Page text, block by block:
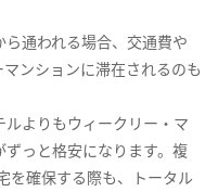
通われる場合、交通費や
ンションに滞在されるのも
よりもウィークリー・マ
っと格安になります。複
を確保する際も、トータル